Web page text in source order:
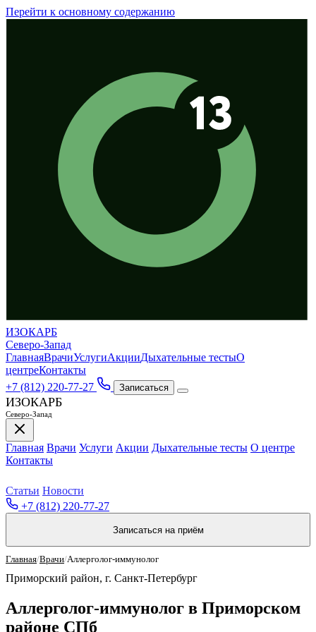
Перейти к основному содержанию
ИЗОКАРБ
Северо-Запад
ГлавнаяВрачиУслугиАкцииДыхательные тестыО
центреКонтакты
+7 (812) 220-77-27
Записаться
ИЗОКАРБ
Северо-Запад
Главная Врачи Услуги Акции Дыхательные тесты О центре
Контакты
Статьи Новости
+7 (812) 220-77-27
Записаться на приём
Главная/Врачи/Аллерголог-иммунолог
Приморский район, г. Санкт-Петербург
Аллерголог-иммунолог в Приморском
районе СПб